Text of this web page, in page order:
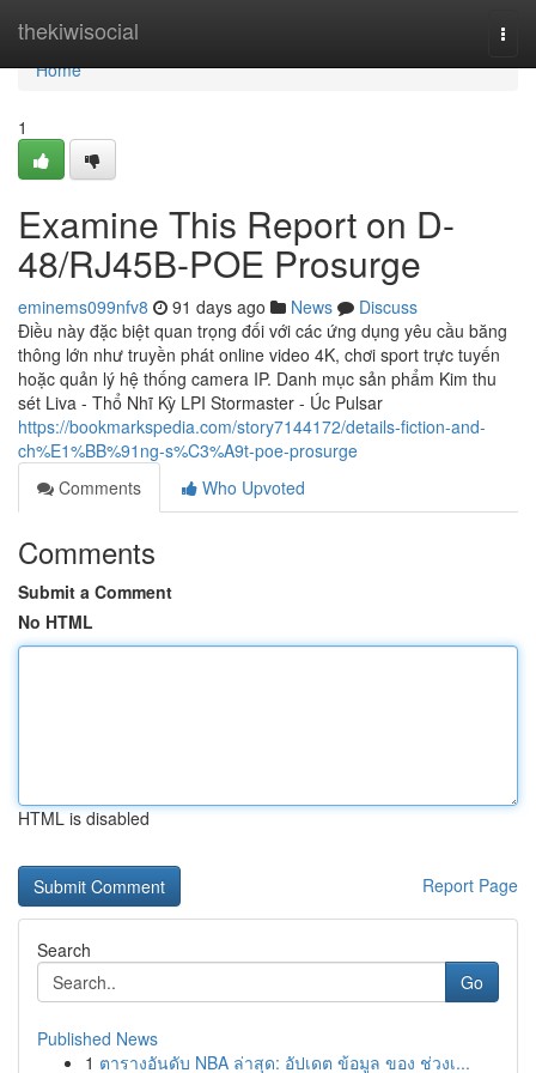
thekiwisocial
Home
Home
1
Examine This Report on D-
48/RJ45B-POE Prosurge
eminems099nfv8 91 days ago News
Discuss
Điều này đặc biệt quan trọng đối với các ứng dụng yêu cầu băng
thông lớn như truyền phát online video 4K, chơi sport trực tuyến
hoặc quản lý hệ thống camera IP. Danh mục sản phẩm Kim thu
sét Liva - Thổ Nhĩ Kỳ LPI Stormaster - Úc Pulsar
https://bookmarkspedia.com/story7144172/details-fiction-and-
ch%E1%BB%91ng-s%C3%A9t-poe-prosurge
Comments
Who Upvoted
Comments
Submit a Comment
No HTML
HTML is disabled
Report Page
Search
Go
Published News
1 ตารางอันดับ NBA ล่าสุด: อัปเดต ข้อมูล ของ ช่วงเ...